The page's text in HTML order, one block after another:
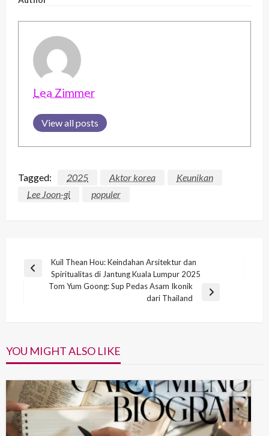
Lea Zimmer
View all posts
Tagged: 2025 Aktor korea
Keunikan
Lee Joon-gi
populer
Post
navigation
Previous
Kuil Thean Hou: Keindahan Arsitektur dan
Spiritualitas di Jantung Kuala Lumpur 2025
Tom Yum Goong: Sup Pedas Asam Ikonik
dari Thailand
YOU MIGHT ALSO LIKE